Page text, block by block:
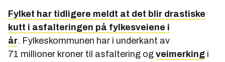
Fylket har tidligere meldt at det blir drastiske
kutt i asfalteringen på fylkesveiene i
år. Fylkeskommunen har i underkant av
71 millioner kroner til asfaltering og veimerking i